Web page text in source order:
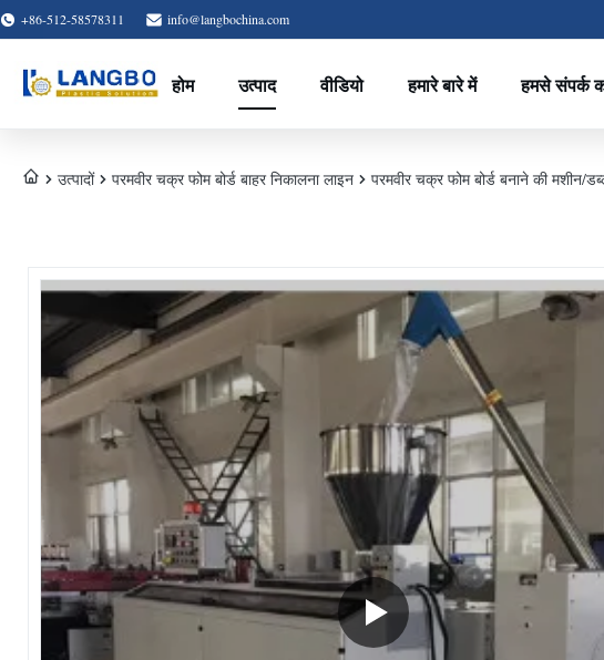
+86-512-58578311 info@langbochina.com
होम उत्पाद वीडियो हमारे बारे में हमसे संपर्क
उत्पादों परमवीर चक्र फोम बोर्ड बाहर निकालना लाइन परमवीर चक्र फोम बोर्ड बनाने की मशीन/